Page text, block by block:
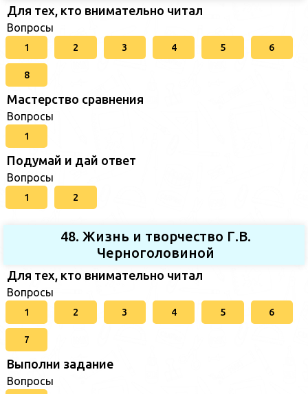
Для тех, кто внимательно читал
Вопросы
1 2 3 4 5 6
8
Мастерство сравнения
Вопросы
1
Подумай и дай ответ
Вопросы
1 2
48. Жизнь и творчество Г.В.
Черноголовиной
Для тех, кто внимательно читал
Вопросы
1 2 3 4 5 6
7
Выполни задание
Вопросы